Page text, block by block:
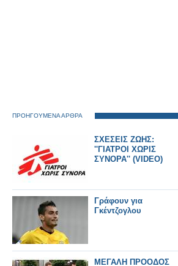
ΠΡΟΗΓΟΥΜΕΝΑ ΑΡΘΡΑ
ΣΧΕΣΕΙΣ ΖΩΗΣ:
''ΓΙΑΤΡΟΙ ΧΩΡΙΣ
ΣΥΝΟΡΑ'' (VIDEO)
Γράφουν για
Γκέντζογλου
ΜΕΓΑΛΗ ΠΡΟΟΔΟΣ